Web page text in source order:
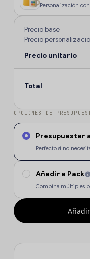
Personalización
Precio base
Precio
Precio unitario
Total
OPCIONES DE
Presupuestar
Perfecto si no
Añadir a Pack
Combina múltiples